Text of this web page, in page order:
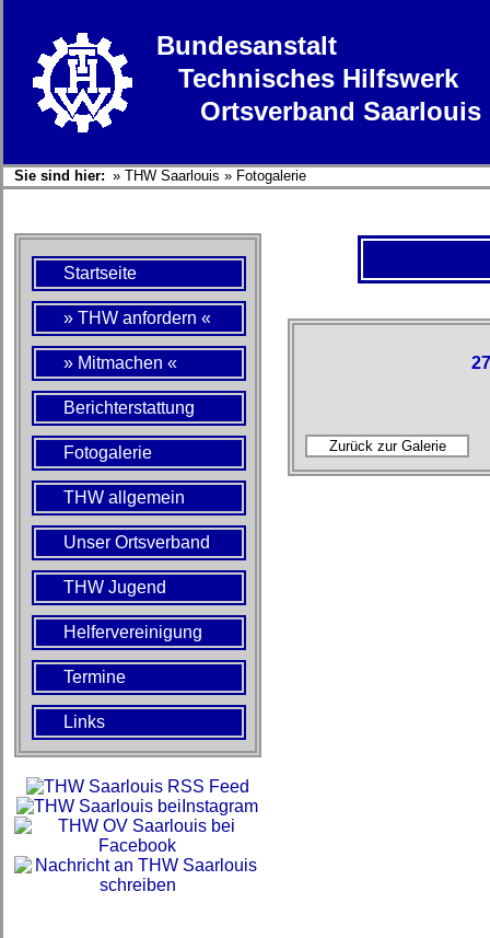
Bundesanstalt
Technisches Hilfswerk
Ortsverband Saarlouis
Sie sind hier: » THW Saarlouis » Fotogalerie
Startseite
» THW anfordern «
» Mitmachen «
Berichterstattung
Fotogalerie
THW allgemein
Unser Ortsverband
THW Jugend
Helfervereinigung
Termine
Links